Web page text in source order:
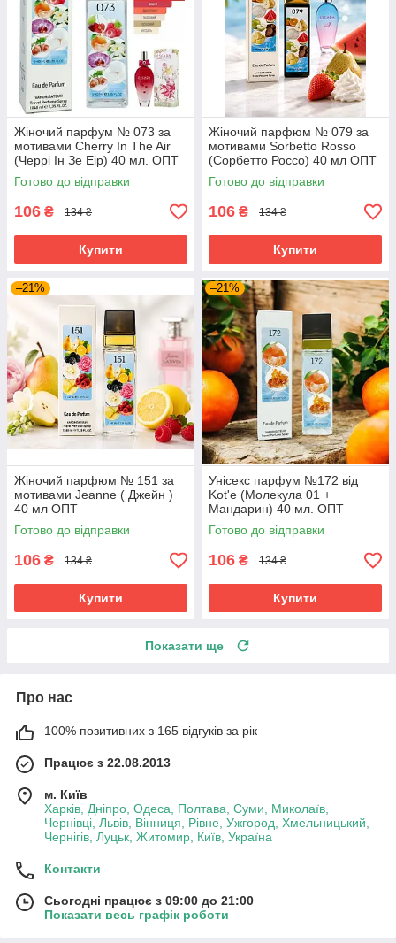
Жіночий парфум № 073 за
мотивами Cherry In The Air
(Черрі Ін Зе Еір) 40 мл. ОПТ
Готово до відправки
106 ₴ 134 ₴
Купити
Жіночий парфюм № 079 за
мотивами Sorbetto Rosso
(Сорбетто Россо) 40 мл ОПТ
Готово до відправки
106 ₴ 134 ₴
Купити
–21%
Жіночий парфюм № 151 за
мотивами Jeanne ( Джейн )
40 мл ОПТ
Готово до відправки
106 ₴ 134 ₴
Купити
–21%
Унісекс парфум №172 від
Kot'e (Молекула 01 +
Мандарин) 40 мл. ОПТ
Готово до відправки
106 ₴ 134 ₴
Купити
Показати ще
Про нас
100% позитивних з 165 відгуків за рік
Працює з 22.08.2013
м. Київ
Харків, Дніпро, Одеса, Полтава, Суми, Миколаїв,
Чернівці, Львів, Вінниця, Рівне, Ужгород, Хмельницький,
Чернігів, Луцьк, Житомир, Київ, Україна
Контакти
Сьогодні працює з 09:00 до 21:00
Показати весь графік роботи